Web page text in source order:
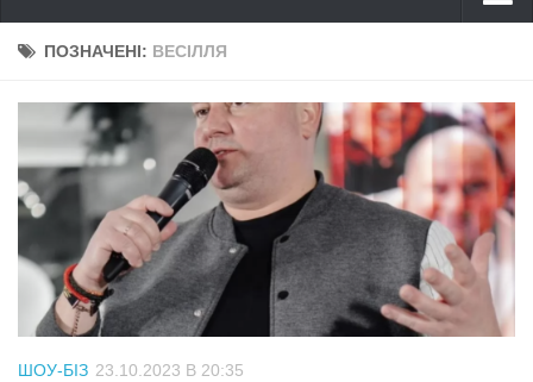
Україна
Дніпро
Львів
Івано-Франківськ
Харків
Донбас
Одеса
Схід
ПОЗНАЧЕНІ: ВЕСІЛЛЯ
ШОУ-БІЗ 23.10.2023 В 20:35